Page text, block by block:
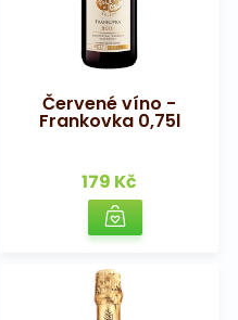
Červené víno -
Frankovka 0,75l
179 Kč